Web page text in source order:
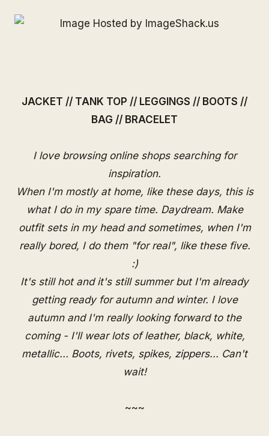
JACKET // TANK TOP // LEGGINGS // BOOTS //
BAG // BRACELET
I love browsing online shops searching for
inspiration.
When I'm mostly at home, like these days, this is
what I do in my spare time. Daydream. Make
outfit sets in my head and sometimes, when I'm
really bored, I do them "for real", like these five.
:)
It's still hot and it's still summer but I'm already
getting ready for autumn and winter. I love
autumn and I'm really looking forward to the
coming - I'll wear lots of leather, black, white,
metallic... Boots, rivets, spikes, zippers... Can't
wait!
~~~